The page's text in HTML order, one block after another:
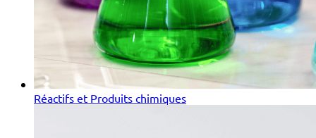
Réactifs et Produits chimiques